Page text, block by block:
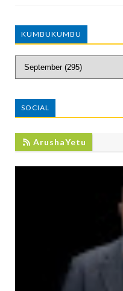
KUMBUKUMBU
SOCIAL
ArushaYetu